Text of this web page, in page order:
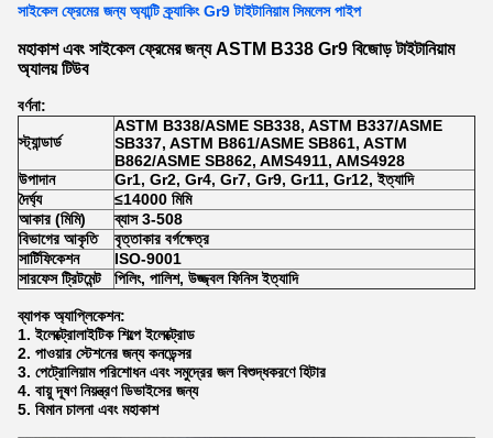
সাইকেল ফ্রেমের জন্য অ্যান্টি ক্র্যাকিং Gr9 টাইটানিয়াম সিমলেস পাইপ
মহাকাশ এবং সাইকেল ফ্রেমের জন্য ASTM B338 Gr9 বিজোড় টাইটানিয়াম
অ্যালয় টিউব
বর্ণনা:
স্ট্যান্ডার্ড
ASTM B338/ASME SB338, ASTM B337/ASME
SB337, ASTM B861/ASME SB861, ASTM
B862/ASME SB862, AMS4911, AMS4928
উপাদান
Gr1, Gr2, Gr4, Gr7, Gr9, Gr11, Gr12, ইত্যাদি
দৈর্ঘ্য
≤14000 মিমি
আকার (মিমি)
ব্যাস 3-508
বিভাগের আকৃতি
বৃত্তাকার বর্গক্ষেত্র
সার্টিফিকেশন
ISO-9001
সারফেস ট্রিটমেন্ট
পিলিং, পালিশ, উজ্জ্বল ফিনিস ইত্যাদি
ব্যাপক অ্যাপ্লিকেশন:
1. ইলেক্ট্রোলাইটিক শিল্পে ইলেক্ট্রোড
2. পাওয়ার স্টেশনের জন্য কনডেন্সর
3. পেট্রোলিয়াম পরিশোধন এবং সমুদ্রের জল বিশুদ্ধকরণে হিটার
4. বায়ু দূষণ নিয়ন্ত্রণ ডিভাইসের জন্য
5. বিমান চালনা এবং মহাকাশ